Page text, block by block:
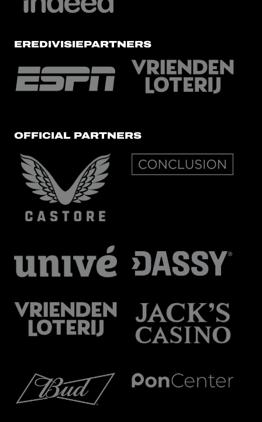
EREDIVISIEPARTNERS
OFFICIAL PARTNERS